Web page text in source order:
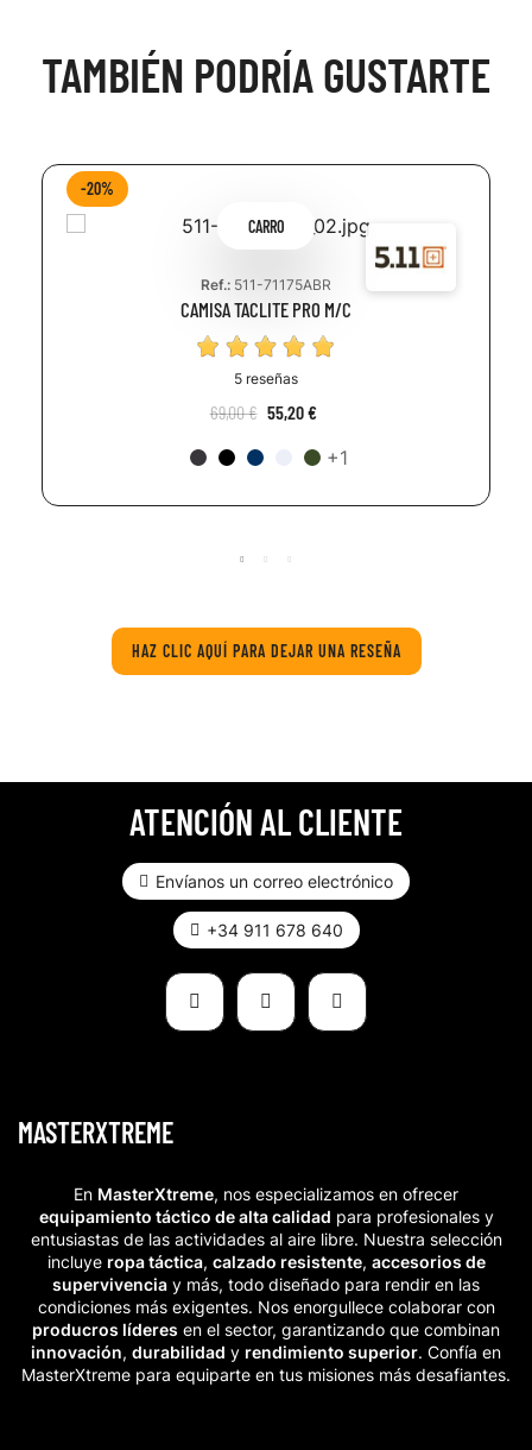
TAMBIÉN PODRÍA GUSTARTE
-20%
CARRO
Ref.: 511-71175ABR
CAMISA TACLITE PRO M/C
5 reseñas
69,00 € 55,20 €
+1
HAZ CLIC AQUÍ PARA DEJAR UNA RESEÑA
ATENCIÓN AL CLIENTE
Envíanos un correo electrónico
+34 911 678 640
MASTERXTREME
En MasterXtreme, nos especializamos en ofrecer
equipamiento táctico de alta calidad para profesionales y
entusiastas de las actividades al aire libre. Nuestra selección
incluye ropa táctica, calzado resistente, accesorios de
supervivencia y más, todo diseñado para rendir en las
condiciones más exigentes. Nos enorgullece colaborar con
producros líderes en el sector, garantizando que combinan
innovación, durabilidad y rendimiento superior. Confía en
MasterXtreme para equiparte en tus misiones más desafiantes.